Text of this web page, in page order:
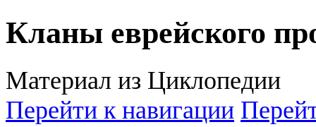
Кланы еврейского
Материал из Циклопедии
Перейти к навигации